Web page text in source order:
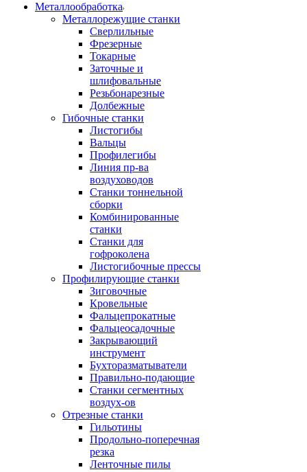
Металлообработка
Металлорежущие станки
Сверлильные
Фрезерные
Токарные
Заточные и
шлифовальные
Резьбонарезные
Долбежные
Гибочные станки
Листогибы
Вальцы
Профилегибы
Линия пр-ва
воздуховодов
Станки тоннельной
сборки
Комбинированные
станки
Станки для
гофроколена
Листогибочные прессы
Профилирующие станки
Зиговочные
Кровельные
Фальцепрокатные
Фальцеосадочные
Закрывающий
инструмент
Бухторазматыватели
Правильно-подающие
Станки сегментных
воздух-ов
Отрезные станки
Гильотины
Продольно-поперечная
резка
Ленточные пилы